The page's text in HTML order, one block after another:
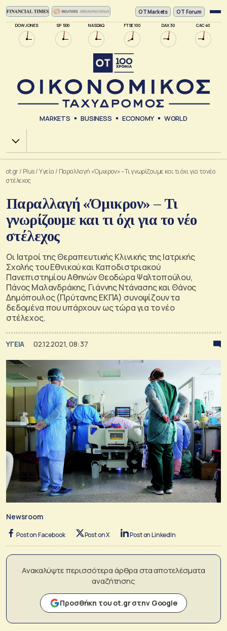
DOW JONES SP 500 NASDAQ FTSE 100 DAX 30 CAC 40
ΟΤ Markets OT Forum
MARKETS BUSINESS ECONOMY WORLD
Χ.Α.
ot.gr/ Plus/Υγεία / Παραλλαγή «Όμικρον» – Τι γνωρίζουμε και τι όχι για το νέο
στέλεχος
Παραλλαγή «Όμικρον» – Τι
γνωρίζουμε και τι όχι για το νέο
στέλεχος
Οι Ιατροί της Θεραπευτικής Κλινικής της Ιατρικής
Σχολής του Εθνικού και Καποδιστριακού
Πανεπιστημίου Αθηνών Θεοδώρα Ψαλτοπούλου,
Πάνος Μαλανδράκης, Γιάννης Ντάνασης και Θάνος
Δημόπουλος (Πρύτανης ΕΚΠΑ) συνοψίζουν τα
δεδομένα που υπάρχουν ως τώρα για το νέο
στέλεχος.
ΥΓΕΙΑ 02.12.2021, 08:37
Newsroom
Post on Facebook Post on X Post on LinkedIn
Ανακαλύψτε περισσότερα άρθρα στα αποτελέσματα
αναζήτησης
Προσθήκη του ot.gr στην Google